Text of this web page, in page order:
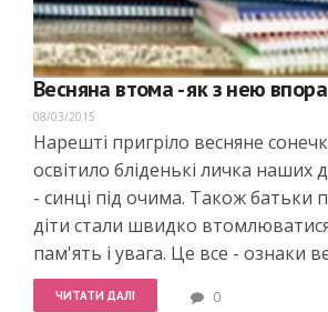
Весняна втома - як з нею
08/03/2015
Нарешті пригріло весняне
освітило бліденькі личка наших
- синці під очима. Також батьки
діти стали швидко
пам'ять і увага. Це все - ознаки
ЧИТАТИ ДАЛІ 0